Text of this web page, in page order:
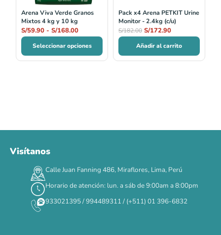
Arena Viva Verde Granos
Mixtos 4 kg y 10 kg
S/59.90 - S/168.00
Seleccionar opciones
Pack x4 Arena PETKIT Urine
Monitor - 2.4kg (c/u)
S/182.00 S/172.90
Añadir al carrito
Visítanos
Calle Juan Fanning 486, Miraflores, Lima, Perú
Horario de atención: lun. a sáb de 9:00am a 8:00pm
933021395 / 994489311 / (+511) 01 396-6832